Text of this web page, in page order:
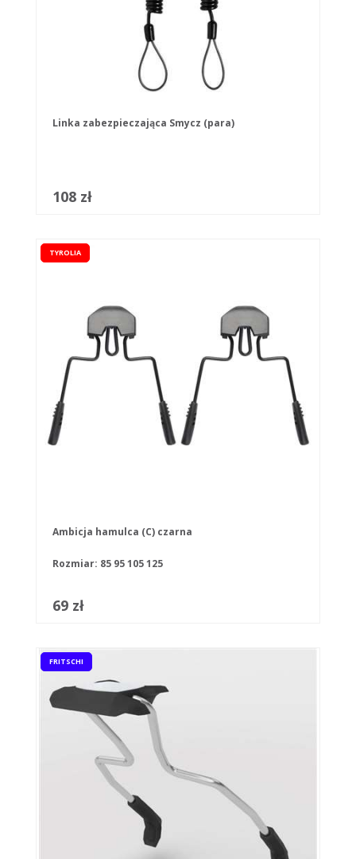
Linka zabezpieczająca Smycz (para)
108 zł
TYROLIA
Ambicja hamulca (C) czarna
Rozmiar: 85 95105125
69 zł
FRITSCHI